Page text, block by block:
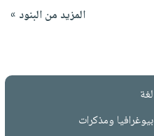
المزيد من البنود »
لغة
بيوغرافيا ومذكرات